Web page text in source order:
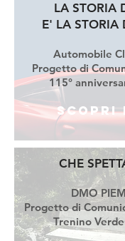
Scopri
LA STORIA
E' LA STORIA
Automobile
Progetto di
115°
CHE
DMO
Progetto di
Trenino